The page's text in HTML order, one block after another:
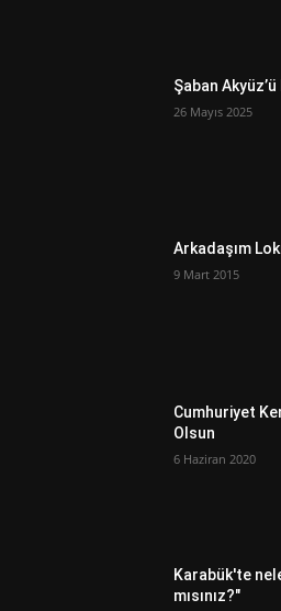
Şaban
26 Mayıs 2025
Arkadaşım
9 Mart 2015
Cumhuriyet
Olsun
6 Haziran 2020
Karabük'te
mısınız?"